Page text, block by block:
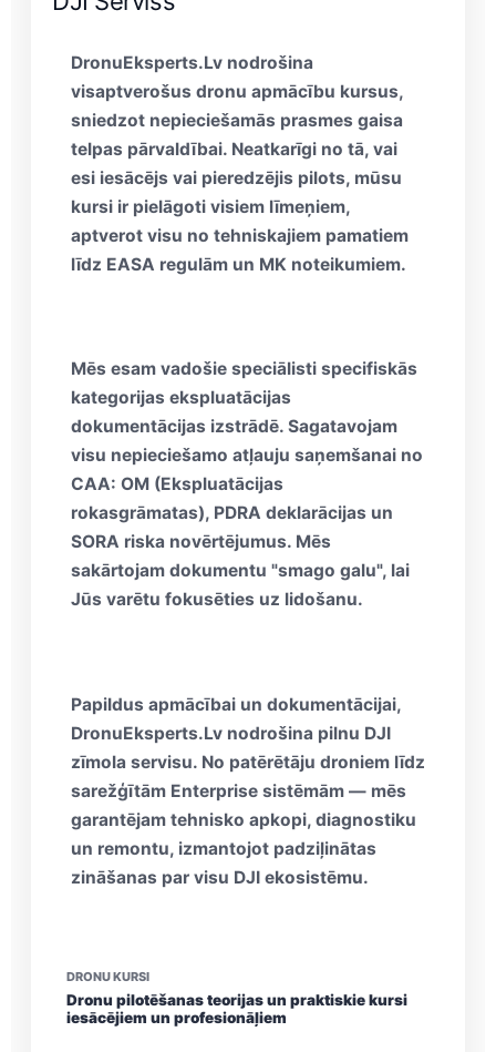
DronuEksperts.Lv nodrošina
visaptverošus dronu apmācību kursus,
sniedzot nepieciešamās prasmes gaisa
telpas pārvaldībai. Neatkarīgi no tā, vai
esi iesācējs vai pieredzējis pilots, mūsu
kursi ir pielāgoti visiem līmeņiem,
aptverot visu no tehniskajiem pamatiem
līdz EASA regulām un MK noteikumiem.
Mēs esam vadošie speciālisti specifiskās
kategorijas ekspluatācijas
dokumentācijas izstrādē. Sagatavojam
visu nepieciešamo atļauju saņemšanai no
CAA: OM (Ekspluatācijas
rokasgrāmatas), PDRA deklarācijas un
SORA riska novērtējumus. Mēs
sakārtojam dokumentu "smago galu", lai
Jūs varētu fokusēties uz lidošanu.
Papildus apmācībai un dokumentācijai,
DronuEksperts.Lv nodrošina pilnu DJI
zīmola servisu. No patērētāju droniem līdz
sarežģītām Enterprise sistēmām — mēs
garantējam tehnisko apkopi, diagnostiku
un remontu, izmantojot padziļinātas
zināšanas par visu DJI ekosistēmu.
DRONU KURSI
Dronu pilotēšanas teorijas un praktiskie kursi
iesācējiem un profesionāļiem